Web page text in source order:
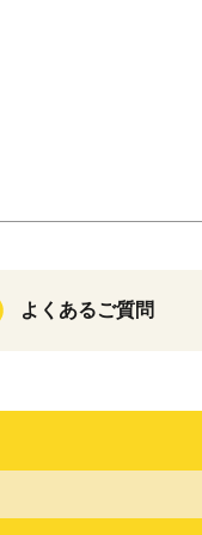
よくあるご質問